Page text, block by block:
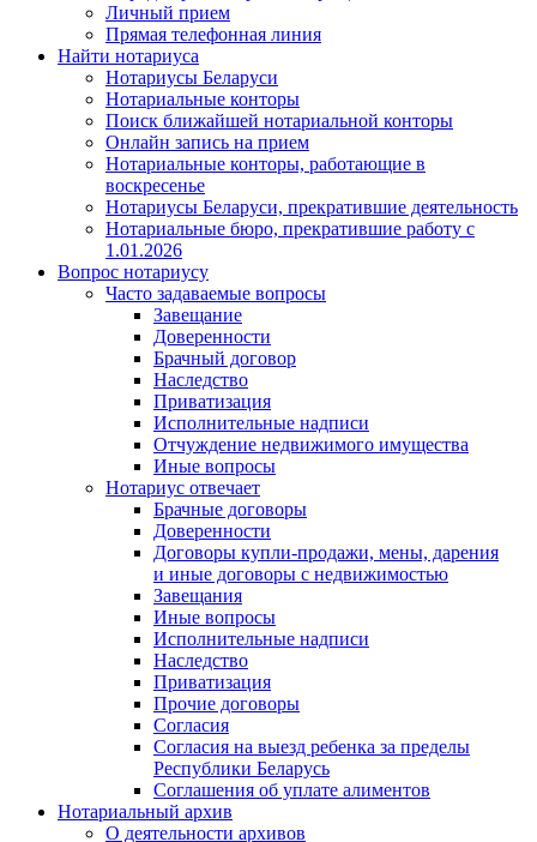
Личный прием
Прямая телефонная линия
Найти нотариуса
Нотариусы Беларуси
Нотариальные конторы
Поиск ближайшей нотариальной конторы
Онлайн запись на прием
Нотариальные конторы, работающие в
воскресенье
Нотариусы Беларуси, прекратившие деятельность
Нотариальные бюро, прекратившие работу с
1.01.2026
Вопрос нотариусу
Часто задаваемые вопросы
Завещание
Доверенности
Брачный договор
Наследство
Приватизация
Исполнительные надписи
Отчуждение недвижимого имущества
Иные вопросы
Нотариус отвечает
Брачные договоры
Доверенности
Договоры купли-продажи, мены, дарения
и иные договоры с недвижимостью
Завещания
Иные вопросы
Исполнительные надписи
Наследство
Приватизация
Прочие договоры
Согласия
Согласия на выезд ребенка за пределы
Республики Беларусь
Соглашения об уплате алиментов
Нотариальный архив
О деятельности архивов